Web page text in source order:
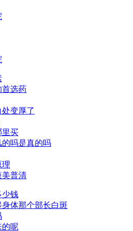
首选药
变厚了
里买
的吗是真的吗
理
美普清
少钱
体那个部长白斑
的呢